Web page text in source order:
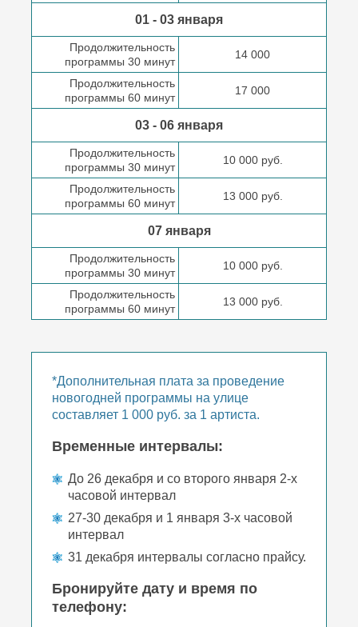
01 - 03 января
Продолжительность
программы 30 минут
14 000
Продолжительность
программы 60 минут
17 000
03 - 06 января
Продолжительность
программы 30 минут
10 000 руб.
Продолжительность
программы 60 минут
13 000 руб.
07 января
Продолжительность
программы 30 минут
10 000 руб.
Продолжительность
программы 60 минут
13 000 руб.
*Дополнительная плата за проведение
новогодней программы на улице
составляет 1 000 руб. за 1 артиста.
Временные интервалы:
До 26 декабря и со второго января 2-х
часовой интервал
27-30 декабря и 1 января 3-х часовой
интервал
31 декабря интервалы согласно прайсу.
Бронируйте дату и время по
телефону: